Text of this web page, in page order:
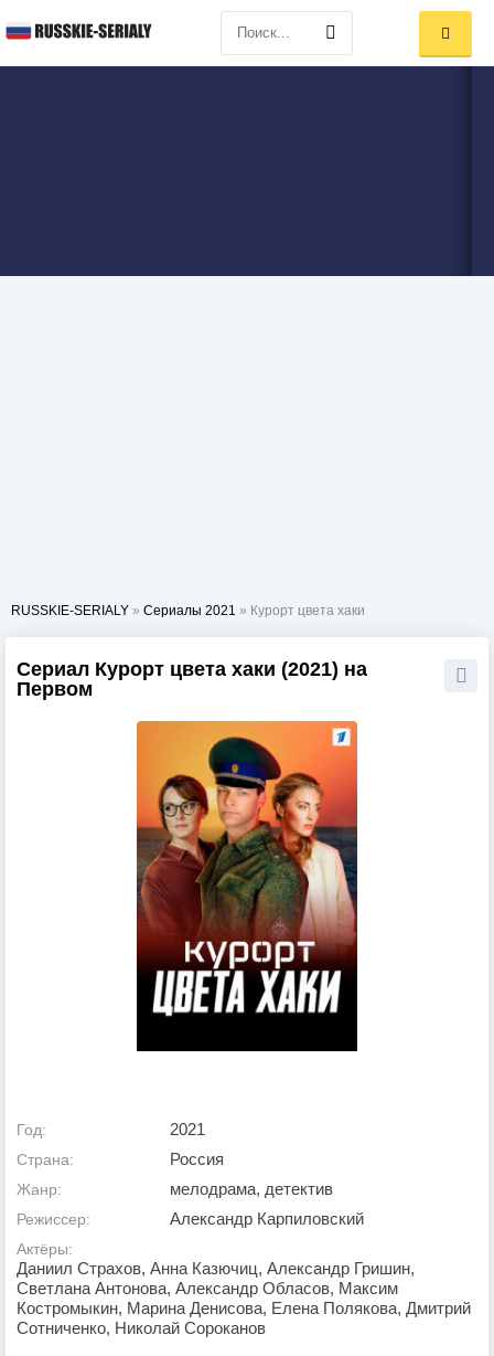
RUSSKIE-SERIALY » Сериалы 2021 » Курорт цвета хаки
Сериал Курорт цвета хаки (2021) на
Первом
Год: 2021
Страна: Россия
Жанр: мелодрама, детектив
Режиссер: Александр Карпиловский
Актёры:
Даниил Страхов, Анна Казючиц, Александр Гришин,
Светлана Антонова, Александр Обласов, Максим
Костромыкин, Марина Денисова, Елена Полякова, Дмитрий
Сотниченко, Николай Сороканов